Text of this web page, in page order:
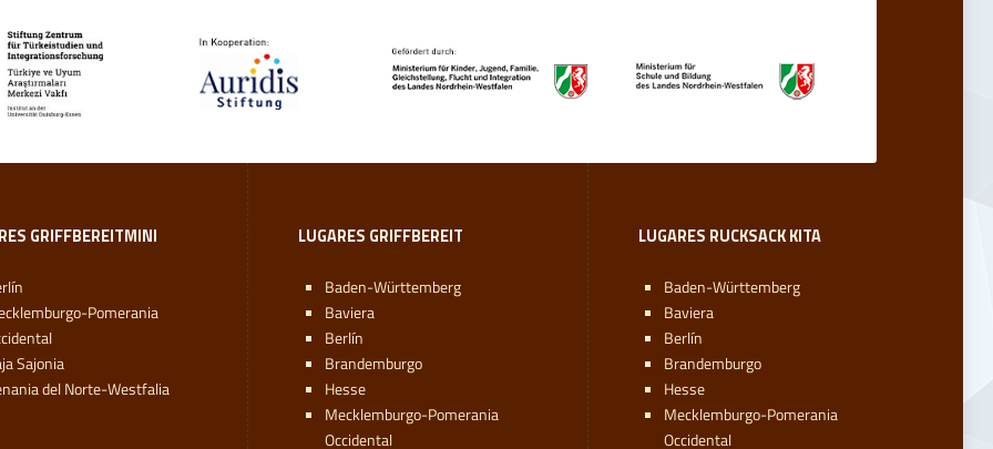
GRIFFBEREITMINI
Pomerania
Sajonia
del Norte-Westfalia
LUGARES GRIFFBEREIT
Baden-Württemberg
Baviera
Berlín
Brandemburgo
Hesse
Mecklemburgo-Pomerania
Occidental
LUGARES RUCKSACK KITA
Baden-Württemberg
Baviera
Berlín
Brandemburgo
Hesse
Mecklemburgo-Pomerania
Occidental